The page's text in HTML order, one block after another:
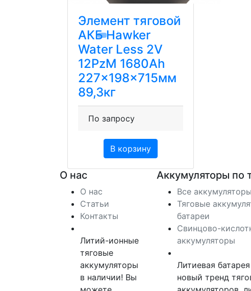
Элемент тяговой
АКБ Hawker
Water Less 2V
12PzM 1680Ah
227x198x715мм
89,3кг
По запросу
В корзину
О нас
О нас
Статьи
Контакты
Литий-ионные
тяговые
аккумуляторы
в наличии! Вы
Аккумуляторы по
Все аккумуляторы
Тяговые
батареи
Свинцово-
аккумуляторы
Литиевая
новый тренд